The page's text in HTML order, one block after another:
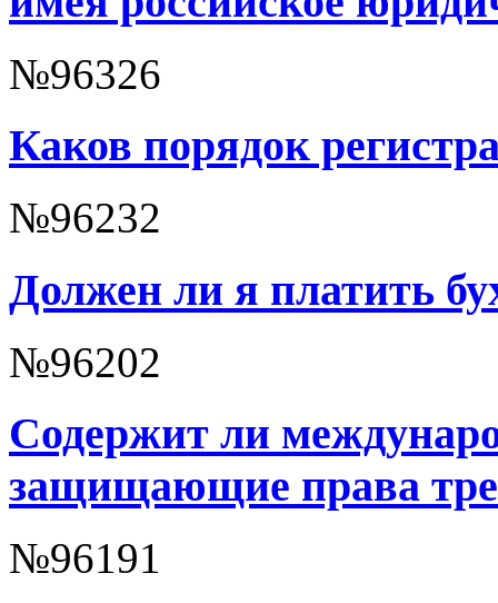
№96326
Каков порядок
№96232
Должен ли я платить
№96202
Содержит ли
защищающие права
№96191